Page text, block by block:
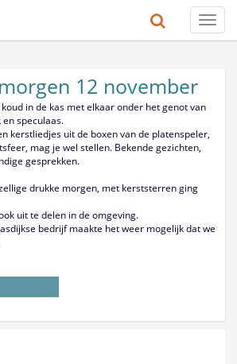
Toggle
12 november
in de kas met elkaar onder het genot van
speculaas.
kerstliedjes uit de boxen van de platenspeler,
mag je wel stellen. Bekende gezichten,
gesprekken.
drukke morgen, met kerststerren ging
uit te delen in de omgeving.
bedrijf maakte het weer mogelijk dat we